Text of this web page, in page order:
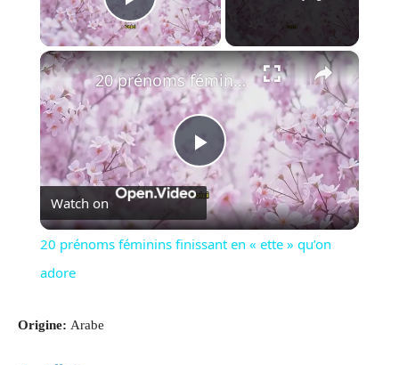
Play Video
×
Play
Video
20 prénoms féminins finissant en « ette » qu’on adore
Watch on
20 prénoms féminins finissant en « ette » qu’on
adore
Origine: Arabe